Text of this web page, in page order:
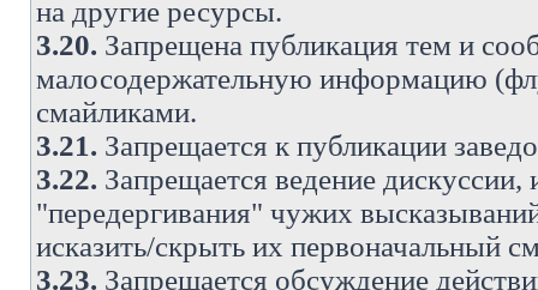
на другие ресурсы.
3.20. Запрещена публикация тем и
малосодержательную информацию
смайликами.
3.21. Запрещается к публикации
3.22. Запрещается ведение
"передергивания" чужих
исказить/скрыть их первоначальный
3.23. Запрещается обсуждение